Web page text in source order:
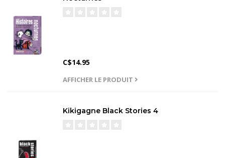
C$14.95
AFFICHER LE PRODUIT
Kikigagne Black Stories 4